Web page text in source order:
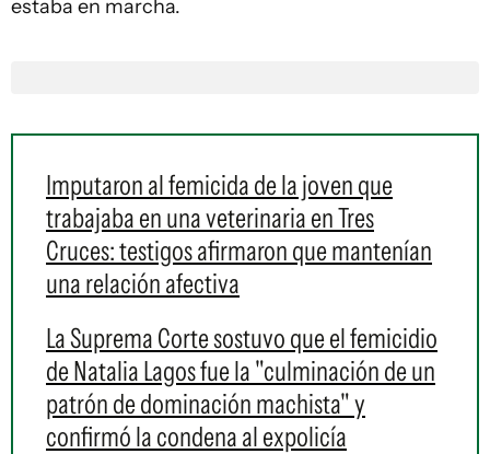
estaba en marcha.
Imputaron al femicida de la joven que
trabajaba en una veterinaria en Tres
Cruces: testigos afirmaron que mantenían
una relación afectiva
La Suprema Corte sostuvo que el femicidio
de Natalia Lagos fue la "culminación de un
patrón de dominación machista" y
confirmó la condena al expolicía